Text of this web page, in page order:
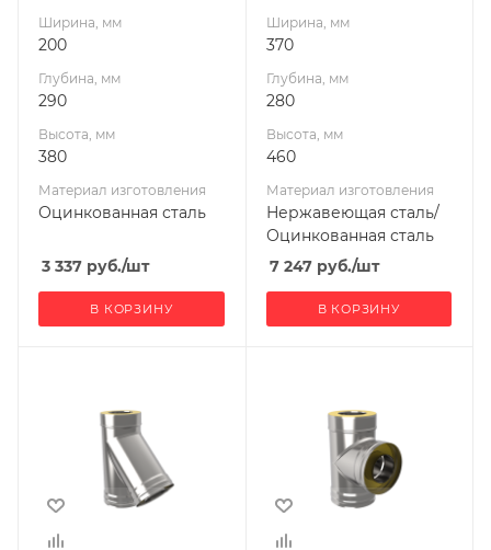
Ширина, мм
200
Глубина, мм
290
Высота, мм
380
Материал изготовления
Оцинкованная сталь
3 337 руб./шт
В КОРЗИНУ
УМК
Ширина, мм
370
Глубина, мм
280
Высота, мм
460
Материал изготовления
Нержавеющая сталь/
Оцинкованная сталь
7 247руб./шт
В КОРЗИНУ
Глубина, мм
Высота, мм
463
Материал
Глубина, мм
400
Материал